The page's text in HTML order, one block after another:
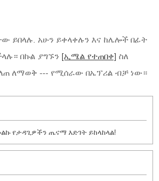
ይበላሉ. አሁን ይቀላቀሉን እና ከሌሎች በፊት
በኩል ያግኙን [ኢሜል የተጠበቀ] ስለ
ለማወቅ --- የሚሰራው በኤፕሪል ብቻ ነው።
የታዳጊዎችን ጤናማ እድገት ይከላከላል!